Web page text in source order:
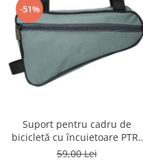
-51%
Suport pentru cadru de
bicicletă cu încuietoare PTR-
AR-S-101
59,00 Lei